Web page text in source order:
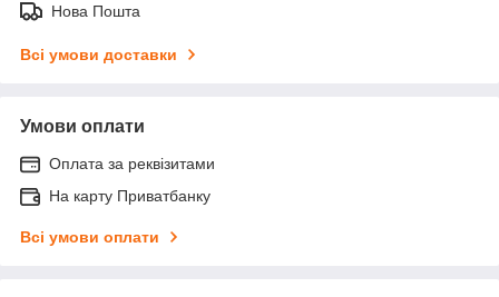
Нова Пошта
Всі умови доставки
Умови оплати
Оплата за реквізитами
На карту Приватбанку
Всі умови оплати